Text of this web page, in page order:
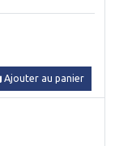
Ajouter au panier